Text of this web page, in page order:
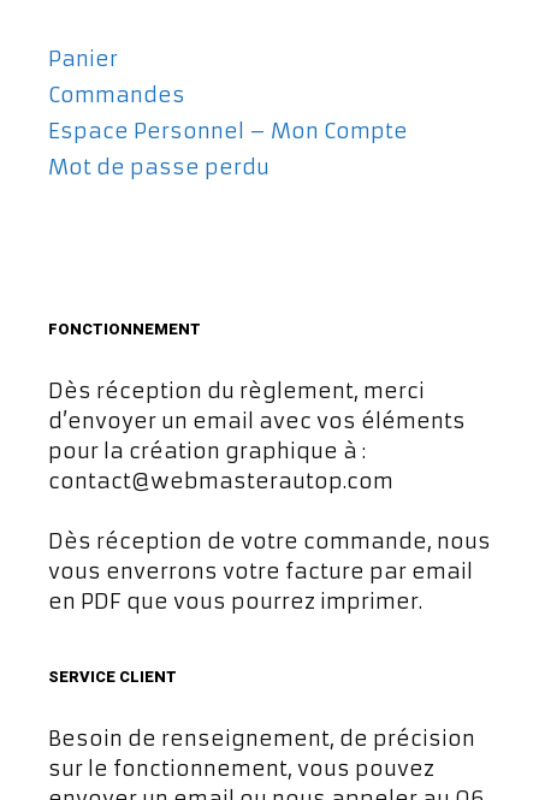
Panier
Commandes
Espace Personnel – Mon Compte
Mot de passe perdu
FONCTIONNEMENT
Dès réception du règlement, merci
d’envoyer un email avec vos éléments
pour la création graphique à :
contact@webmasterautop.com
Dès réception de votre commande, nous
vous enverrons votre facture par email
en PDF que vous pourrez imprimer.
SERVICE CLIENT
Besoin de renseignement, de précision
sur le fonctionnement, vous pouvez